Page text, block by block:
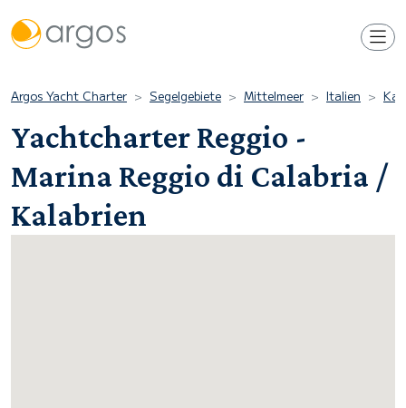
Argos Yacht Charter Segelgebiete Mittelmeer Italien
Yachtcharter Reggio -
Marina Reggio di Calabria /
Kalabrien